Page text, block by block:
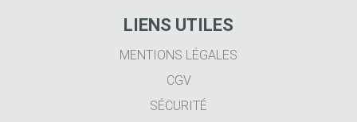
LIENS UTILES
MENTIONS LÉGALES
CGV
SÉCURITÉ